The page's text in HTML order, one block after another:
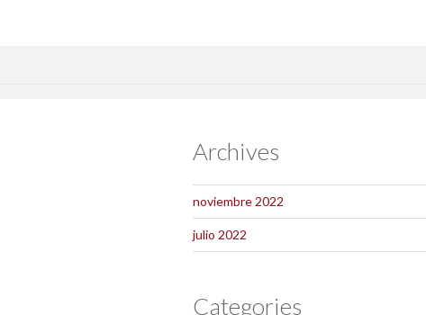
Archives
noviembre 2022
julio 2022
Categories